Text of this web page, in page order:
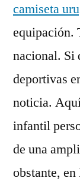
camiseta
equipación.
nacional. Si
deportivas
noticia.
infantil
de una
obstante,